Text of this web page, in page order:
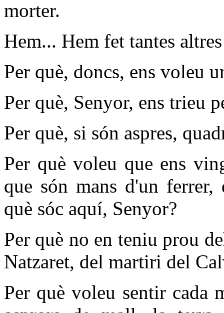
morter.
Hem... Hem fet tantes
Per què, doncs, ens voleu
Per què, Senyor, ens trieu
Per què, si són aspres,
Per què voleu que ens
que són mans d'un ferrer,
què sóc aquí, Senyor?
Per què no en teniu prou
Natzaret, del martiri del
Per què voleu sentir cada